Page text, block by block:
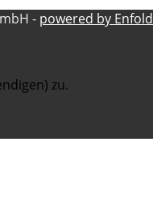
- powered by Enfold
zu.